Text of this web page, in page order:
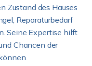
Zustand des Hauses
Reparaturbedarf
Seine Expertise hilft
Chancen der